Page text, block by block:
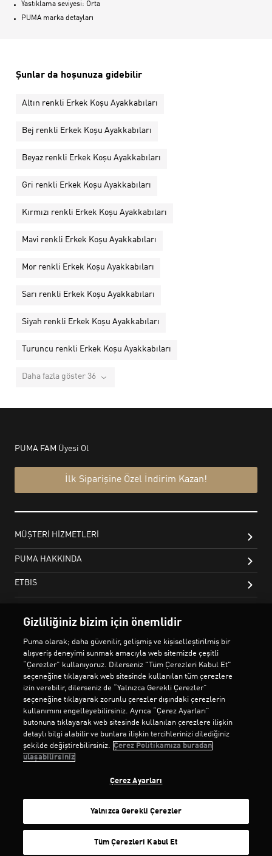
SEPETE EKLE
Yastıklama seviyesi: Orta
PUMA marka detayları
Şunlar da hoşunuza gidebilir
Altın renkli Erkek Koşu Ayakkabıları
Bej renkli Erkek Koşu Ayakkabıları
Beyaz renkli Erkek Koşu Ayakkabıları
Gri renkli Erkek Koşu Ayakkabıları
Kırmızı renkli Erkek Koşu Ayakkabıları
Mavi renkli Erkek Koşu Ayakkabıları
Mor renkli Erkek Koşu Ayakkabıları
Sarı renkli Erkek Koşu Ayakkabıları
Siyah renkli Erkek Koşu Ayakkabıları
Turuncu renkli Erkek Koşu Ayakkabıları
Daha fazla göster 36
Gizliliğiniz bizim için önemlidir
Puma olarak; daha güvenilir, gelişmiş ve kişiselleştirilmiş bir
alışveriş deneyimi sunmak amacıyla web sitemizde çeşitli
“Çerezler” kullanıyoruz. Dilerseniz "Tüm Çerezleri Kabul Et"
seçeneğine tıklayarak web sitesinde kullanılan tüm çerezlere
izin verebilir, dilerseniz de “Yalnızca Gerekli Çerezler”
seçeneğine tıklayarak zorunlu çerezler dışındaki çerezlerin
kullanımını engelleyebilirsiniz. Ayrıca “Çerez Ayarları”
butonuna tıklayarak web sitesinde kullanılan çerezlere ilişkin
detaylı bilgi alabilir ve bunlara ilişkin tercihlerinizi dilediğiniz
şekilde değiştirebilirsiniz. Çerez Politikamıza buradan
ulaşabilirsiniz
Çerez Ayarları
Yalnızca Gerekli Çerezler
Tüm Çerezleri Kabul Et